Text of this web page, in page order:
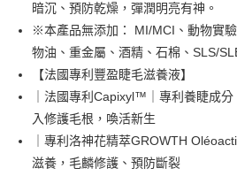
相關說明
支援用馬幣 (MYR) 付款，結帳時商品金額可
大哥付你分期
相關說明
【大哥付你分期使用說明】
1.本服務由台灣大哥大提供，台灣大哥大用
2.付款方式選擇「大哥付你分期」，訂單成立
流程，驗證手機門號後，選擇欲分期的期數
3.實際核准額度、可分期數及費用金額請依後
AFTEE先享後付
相關說明
【關於「AFTEE先享後付」】
AFTEE先享後付是「在收到商品之後才付款
ATM付款
暗沉、預防乾燥，彈潤明亮有神。
※本產品無添加： MI/MCI、動物實
物油、重金屬、酒精、石棉、SLS/
【法國專利豐盈睫毛滋養液】
｜法國專利Capixyl™｜專利養睫成
入修護毛根，喚活新生
｜專利洛神花精萃GROWTH
滋養，毛麟修護、預防斷裂